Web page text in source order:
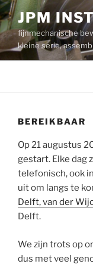
Ga
naar
de
inhoud
JPM
fijnmechanische
kleine serie,
BEREIKBAAR
Op 21 augustus
gestart. Elke dag
telefonisch, ook
uit om langs te
Delft, van der
Delft.
We zijn trots op
dus met veel